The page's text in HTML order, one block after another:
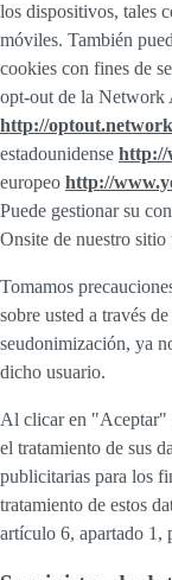
los dispositivos, tales
móviles. También
cookies con fines de
opt-out de la
http://
estadounidense http://
europeo http://
Puede gestionar su
Onsite de nuestro sitio
Tomamos
sobre usted a través
seudonimización, ya
dicho usuario.
Al clicar en "Aceptar"
el tratamiento de sus
publicitarias para los
tratamiento de estos
artículo 6, apartado 1,